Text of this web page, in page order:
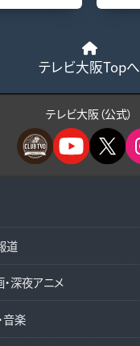
テレビ大阪Topへ
テレビ大阪（公式）
道
・深夜アニメ
音楽